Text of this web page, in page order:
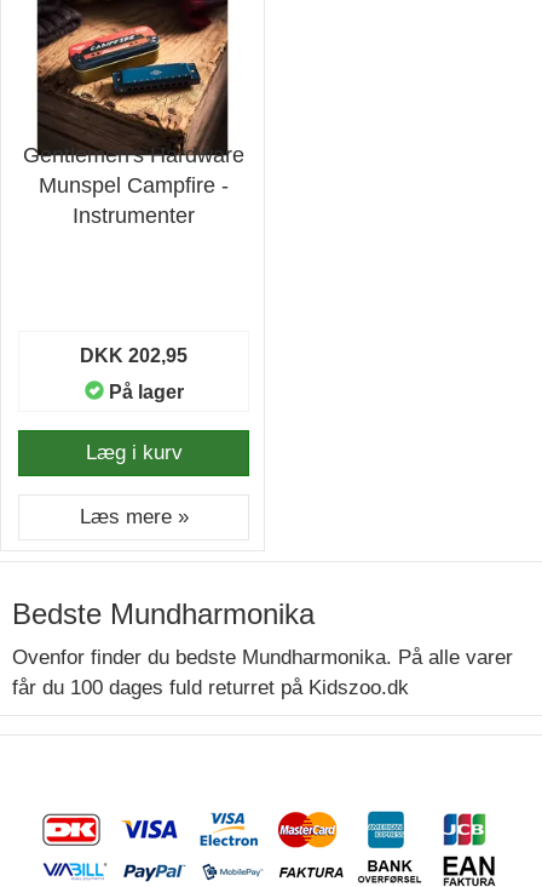
Gentlemen's Hardware
Munspel Campfire -
Instrumenter
DKK 202,95
På lager
Læg i kurv
Læs mere »
Bedste Mundharmonika
Ovenfor finder du bedste Mundharmonika. På alle varer
får du 100 dages fuld returret på Kidszoo.dk